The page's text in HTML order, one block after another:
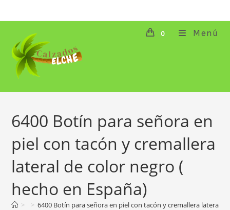
al
contenido
0 Menú
6400 Botín para señora en
piel con tacón y cremallera
lateral de color negro (
hecho en España)
> > 6400 Botín para señora en piel con tacón y cremallera lateral